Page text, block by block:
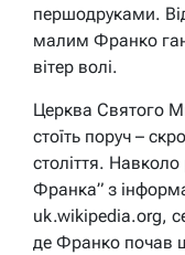
першодруками.
малим Франко
вітер волі.
Церква Святого
стоїть поруч –
століття.
Франка” з
uk.wikipedia.org,
де Франко почав